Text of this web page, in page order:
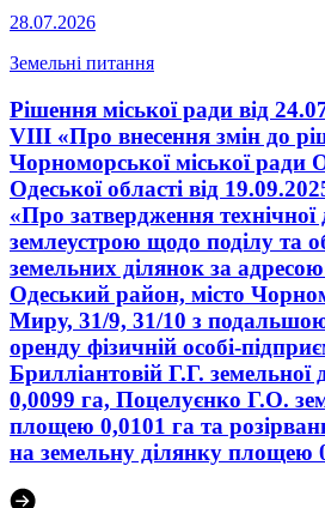
28.07.2026
Земельні питання
Рішення міської ради від
VIII «Про внесення змін до
Чорноморської міської ради
Одеської області від
«Про затвердження технічної
землеустрою щодо поділу та
земельних ділянок за
Одеський район, місто
Миру, 31/9, 31/10 з
оренду фізичній особі-
Брилліантовій Г.Г.
0,0099 га, Поцелуєнко Г.О.
площею 0,0101 га та
на земельну ділянку площею